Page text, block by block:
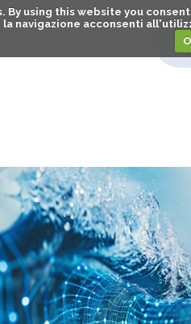
using this website you
navigazione acconsenti